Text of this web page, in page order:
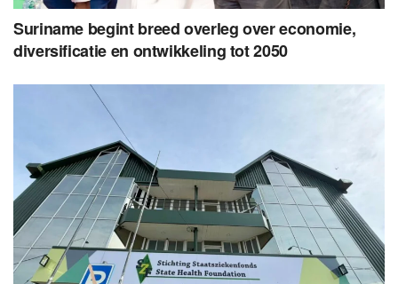
Suriname begint breed overleg over economie,
diversificatie en ontwikkeling tot 2050